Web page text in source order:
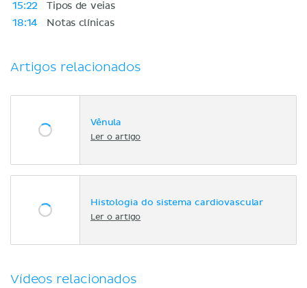
15:22
Tipos de veias
18:14
Notas clínicas
Artigos relacionados
Vênula
Ler o artigo
Histologia do sistema cardiovascular
Ler o artigo
Vídeos relacionados